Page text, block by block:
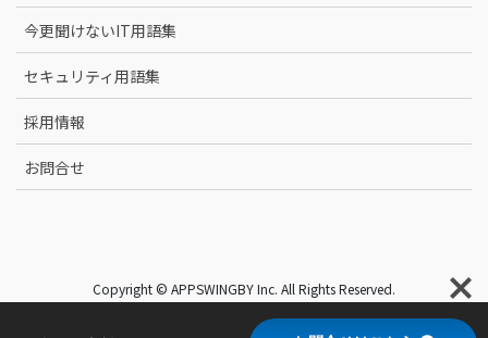
今更聞けないIT用語集
セキュリティ用語集
採用情報
お問合せ
Copyright © APPSWINGBY Inc. All Rights Reserved.